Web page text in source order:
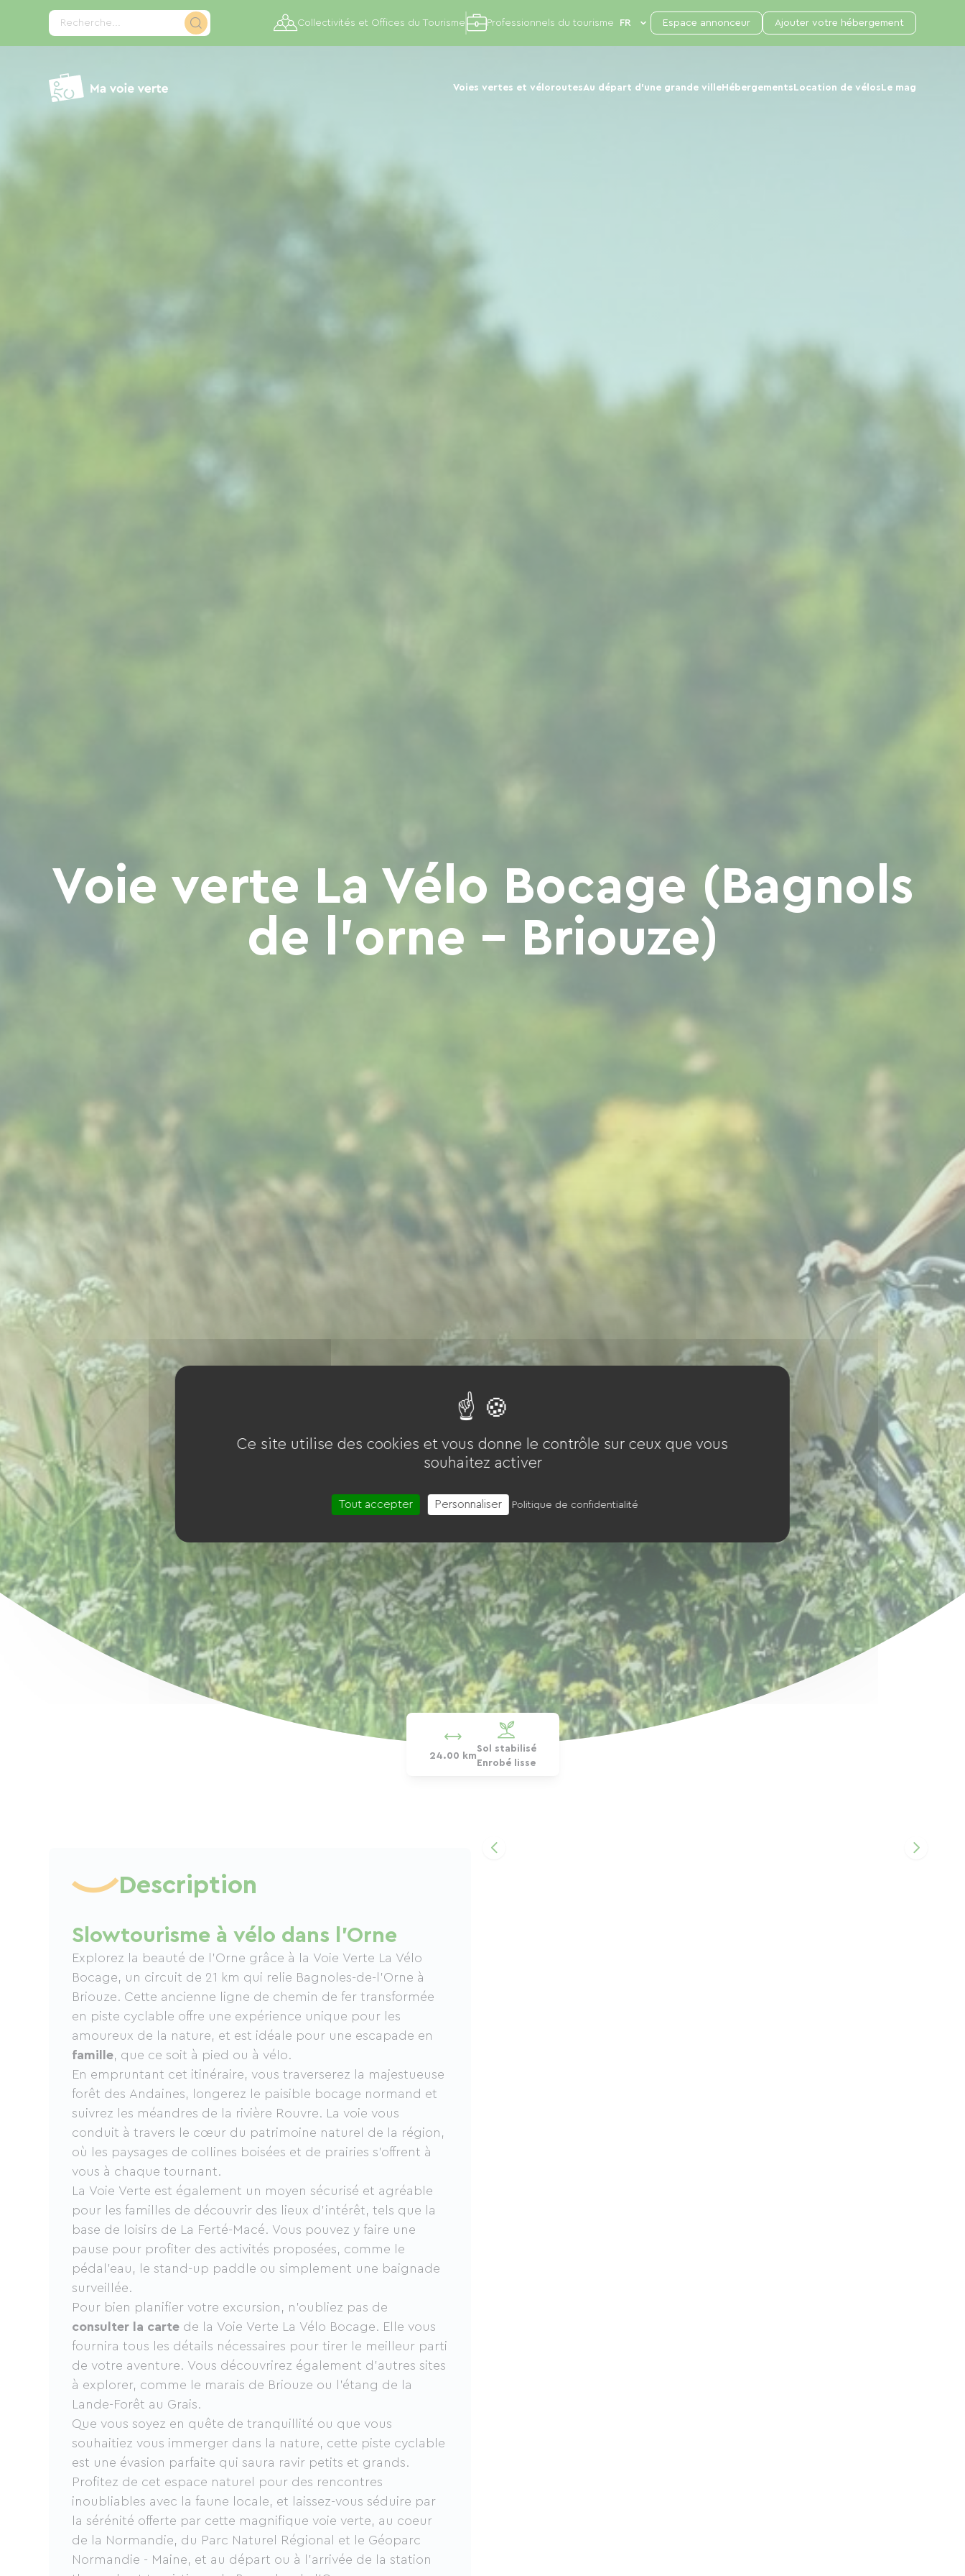
Recherche...
Voies vertes et véloroutesAu départ d'une grande ville Hébergements Location de vélos Le mag
Collectivités et Offices du Tourisme Professionnels du tourisme Espace annonceur Ajouter votre hébergement
Voie verte La Vélo Bocage (Bagnols
de l'orne - Briouze)
24.00 km
Sol stabilisé
Enrobé lisse
Description
Slowtourisme à vélo dans l'Orne
Explorez la beauté de l'Orne grâce à la Voie Verte La Vélo
Bocage, un circuit de 21 km qui relie Bagnoles-de-l'Orne à
Briouze. Cette ancienne ligne de chemin de fer transformée
en piste cyclable offre une expérience unique pour les
amoureux de la nature, et est idéale pour une escapade en
famille, que ce soit à pied ou à vélo.
En empruntant cet itinéraire, vous traverserez la majestueuse
forêt des Andaines, longerez le paisible bocage normand et
suivrez les méandres de la rivière Rouvre. La voie vous
conduit à travers le cœur du patrimoine naturel de la région,
où les paysages de collines boisées et de prairies s'offrent à
vous à chaque tournant.
La Voie Verte est également un moyen sécurisé et agréable
pour les familles de découvrir des lieux d'intérêt, tels que la
base de loisirs de La Ferté-Macé. Vous pouvez y faire une
pause pour profiter des activités proposées, comme le
pédal'eau, le stand-up paddle ou simplement une baignade
surveillée.
Pour bien planifier votre excursion, n’oubliez pas de
consulter la carte de la Voie Verte La Vélo Bocage. Elle vous
fournira tous les détails nécessaires pour tirer le meilleur parti
de votre aventure. Vous découvrirez également d'autres sites
à explorer, comme le marais de Briouze ou l'étang de la
Lande-Forêt au Grais.
Que vous soyez en quête de tranquillité ou que vous
souhaitiez vous immerger dans la nature, cette piste cyclable
est une évasion parfaite qui saura ravir petits et grands.
Profitez de cet espace naturel pour des rencontres
inoubliables avec la faune locale, et laissez-vous séduire par
la sérénité offerte par cette magnifique voie verte, au coeur
de la Normandie, du Parc Naturel Régional et le Géoparc
Normandie - Maine, et au départ ou à l'arrivée de la station
Panneau de gestion des cookies
Ce site utilise des cookies et vous donne le contrôle sur ceux que vous
souhaitez activer
Tout accepter Personnaliser Politique de confidentialité